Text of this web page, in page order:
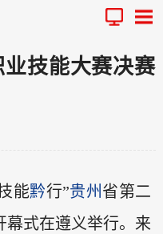
技能大赛决赛
能黔行”贵州 省第二
幕式在遵义举行。来